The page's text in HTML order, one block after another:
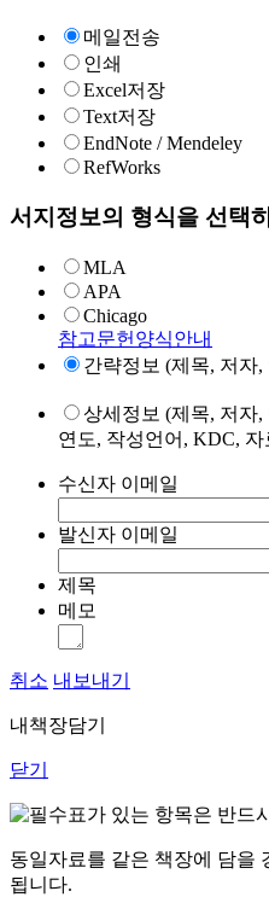
메일전송
인쇄
Excel저장
Text저장
EndNote / Mendeley
RefWorks
서지정보의 형식을 선택
MLA
APA
Chicago
참고문헌양식안내
간략정보 (제목, 저자,
상세정보 (제목, 저자
연도, 작성언어, KDC,
수신자 이메일
발신자 이메일
제목
메모
취소 내보내기
내책장담기
닫기
표가 있는 항목은 반드
동일자료를 같은 책장에 담을
됩니다.